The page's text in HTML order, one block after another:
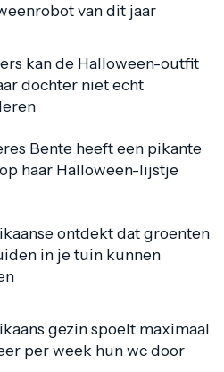
van dit jaar
kan de Halloween-outfit
dochter niet echt
Bente heeft een pikante
haar Halloween-lijstje
ontdekt dat groenten
in je tuin kunnen
gezin spoelt maximaal
per week hun wc door